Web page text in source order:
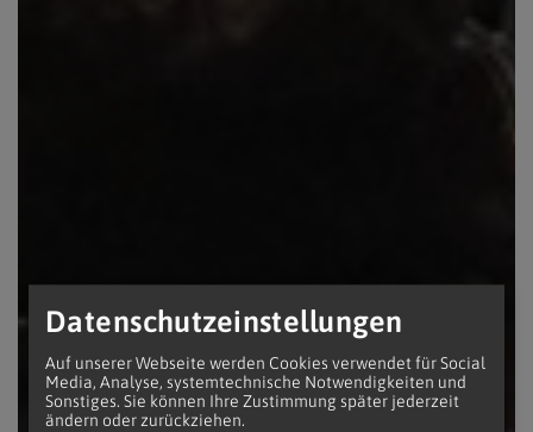
Datenschutzeinstellungen
Auf unserer Webseite werden Cookies verwendet für Social
Media, Analyse, systemtechnische Notwendigkeiten und
Sonstiges. Sie können Ihre Zustimmung später jederzeit
ändern oder zurückziehen.